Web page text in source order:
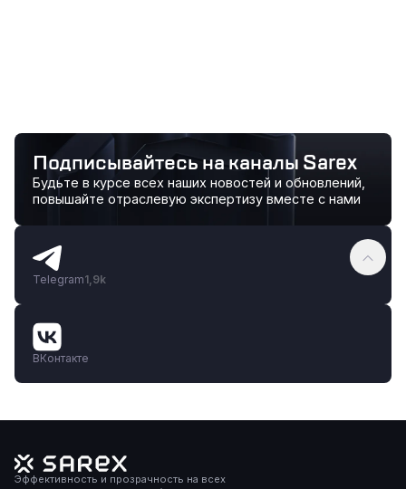
Подписывайтесь на каналы Sarex
Будьте в курсе всех наших новостей и обновлений,
повышайте отраслевую экспертизу вместе с нами
Telegram1,9k
ВКонтакте
Эффективность и прозрачность на всех